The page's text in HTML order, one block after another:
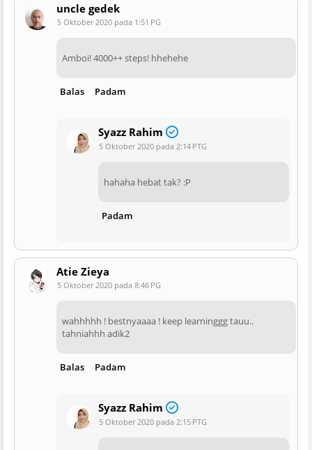
uncle gedek
5 Oktober 2020 pada 1:51 PG
Amboi! 4000++ steps! hhehehe
Balas Padam
Syazz Rahim
5 Oktober 2020 pada 2:14 PTG
hahaha hebat tak? :P
Padam
Atie Zieya
5 Oktober 2020 pada 8:46 PG
wahhhhh ! bestnyaaaa ! keep learninggg tauu..
tahniahhh adik2
Balas Padam
Syazz Rahim
5 Oktober 2020 pada 2:15 PTG